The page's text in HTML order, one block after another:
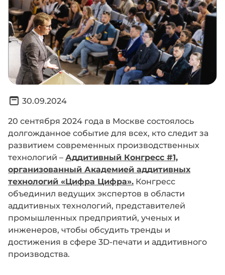
30.09.2024
20 сентября 2024 года в Москве состоялось
долгожданное событие для всех, кто следит за
развитием современных производственных
технологий –Аддитивный Конгресс #1,
организованный Академией аддитивных
технологий «Цифра Цифра». Конгресс
объединил ведущих экспертов в области
аддитивных технологий, представителей
промышленных предприятий, ученых и
инженеров, чтобы обсудить тренды и
достижения в сфере 3D-печати и аддитивного
производства.